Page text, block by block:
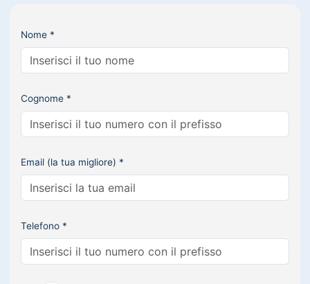
Nome *
Cognome *
Email (la tua migliore) *
Telefono *